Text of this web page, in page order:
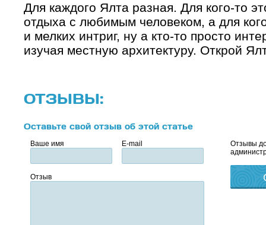
Для каждого Ялта разная. Для кого-то
отдыха с любимым человеком, а для
и мелких интриг, ну а кто-то просто
изучая местную архитектуру. Открой
ОТЗЫВЫ:
Оставьте свой отзыв об этой статье
Ваше имя E-mail
Отзыв
Отзывы